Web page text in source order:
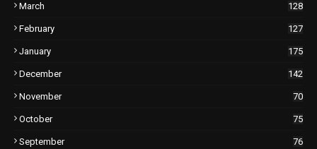
March 128
February 127
January 175
December 142
November 70
October 75
September 76